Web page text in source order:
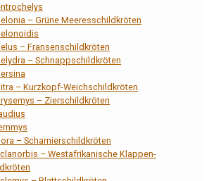
– Grüne Meeresschildkröten
– Fransenschildkröten
– Schnappschildkröten
– Kurzkopf-Weichschildkröten
– Zierschildkröten
– Scharnierschildkröten
– Westafrikanische Klappen-